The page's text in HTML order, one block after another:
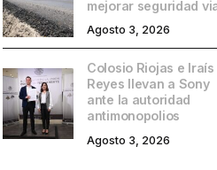
mejorar seguridad
Agosto 3, 2026
Colosio Riojas e Iraís
Reyes llevan a Sony
ante la autoridad
antimonopolios
Agosto 3, 2026